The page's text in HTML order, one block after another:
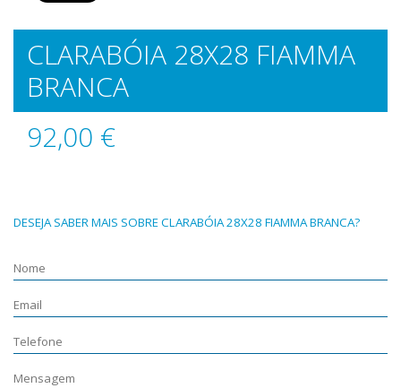
CLARABÓIA 28X28 FIAMMA
BRANCA
92,00 €
DESEJA SABER MAIS SOBRE CLARABÓIA 28X28 FIAMMA BRANCA?